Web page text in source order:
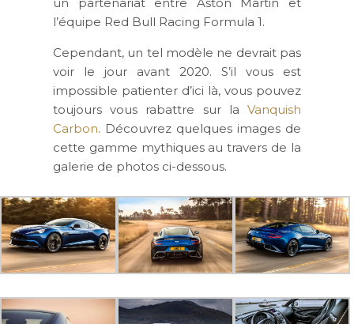
l’équipe Red Bull Racing Formula 1.
Cependant, un tel modèle ne devrait pas
voir le jour avant 2020. S’il vous est
impossible patienter d’ici là, vous pouvez
toujours vous rabattre sur la Vanquish
Carbon. Découvrez quelques images de
cette gamme mythiques au travers de la
galerie de photos ci-dessous.